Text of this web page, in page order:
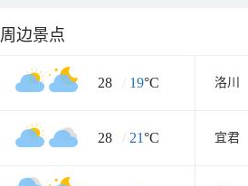
周边景点
28 / 19°C 洛川
28 / 21°C 宜君